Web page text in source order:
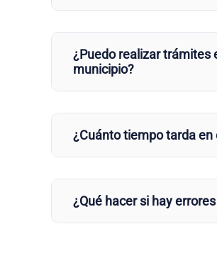
¿Puedo realizar trámites
municipio?
¿Cuánto tiempo tarda
¿Qué hacer si hay